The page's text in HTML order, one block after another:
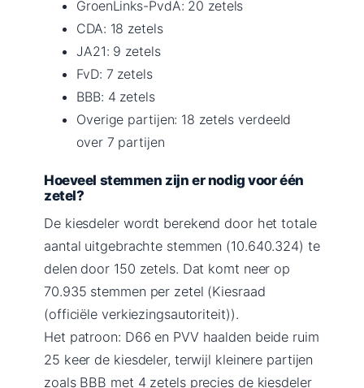
GroenLinks-PvdA: 20 zetels
CDA: 18 zetels
JA21: 9 zetels
FvD: 7 zetels
BBB: 4 zetels
Overige partijen: 18 zetels verdeeld
over 7 partijen
Hoeveel stemmen zijn er nodig voor één
zetel?
De kiesdeler wordt berekend door het totale
aantal uitgebrachte stemmen (10.640.324) te
delen door 150 zetels. Dat komt neer op
70.935 stemmen per zetel (Kiesraad
(officiële verkiezingsautoriteit)).
Het patroon: D66 en PVV haalden beide ruim
25 keer de kiesdeler, terwijl kleinere partijen
zoals BBB met 4 zetels precies de kiesdeler